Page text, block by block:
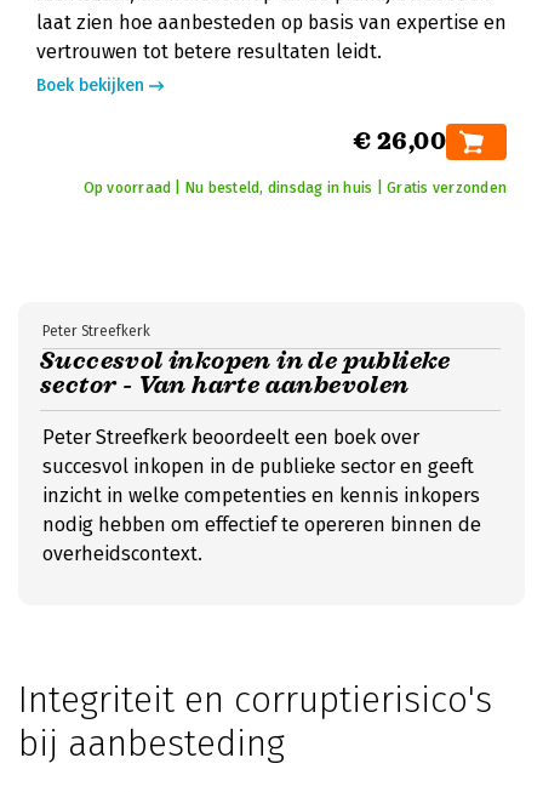
laat zien hoe aanbesteden op basis van expertise en
vertrouwen tot betere resultaten leidt.
Boek bekijken
€ 26,00
Op voorraad | Nu besteld, dinsdag in huis | Gratis verzonden
Succesvol inkopen in de publieke
sector - Van harte aanbevolen
Peter Streefkerk
Peter Streefkerk beoordeelt een boek over
succesvol inkopen in de publieke sector en geeft
inzicht in welke competenties en kennis inkopers
nodig hebben om effectief te opereren binnen de
overheidscontext.
Integriteit en corruptierisico's
bij aanbesteding